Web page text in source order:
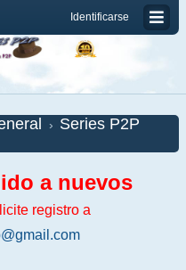
Identificarse
Series P2P
a nuevos
registro a